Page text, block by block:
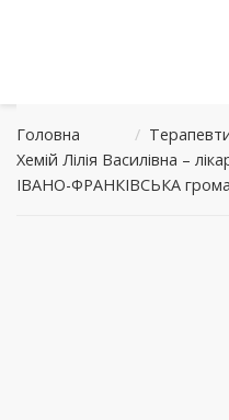
Головна /
Хемій Лілія Василівна –
ІВАНО-ФРАНКІВСЬКА